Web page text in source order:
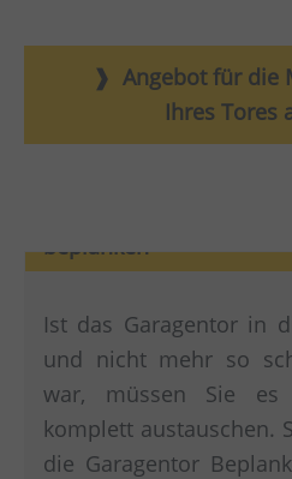
Angebot für die
Ihres Tores
beplanken
Ist das Garagentor in
und nicht mehr so
war, müssen Sie
komplett austauschen.
die Garagentor